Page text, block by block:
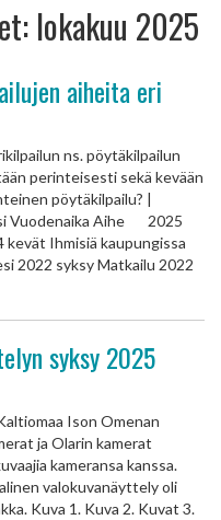
lokakuu 2025
aiheita eri
ns. pöytäkilpailun
perinteisesti sekä kevään
pöytäkilpailu? |
Vuodenaika Aihe 2025
kevät Ihmisiä kaupungissa
2022 syksy Matkailu 2022
syksy 2025
Ison Omenan
ja Olarin kamerat
kameransa kanssa.
valokuvanäyttely oli
Kuva 1. Kuva 2. Kuvat 3.